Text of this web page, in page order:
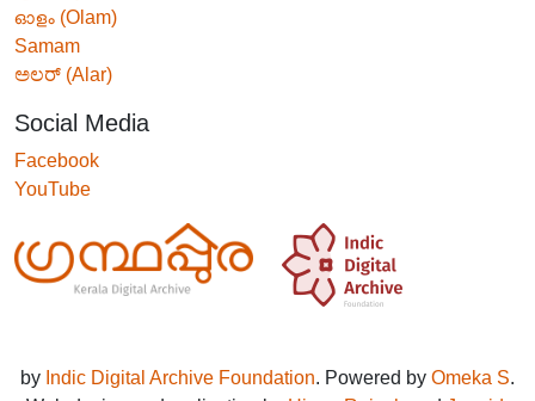
ഓളം (Olam)
Samam
ಅಲರ್ (Alar)
Social Media
Facebook
YouTube
by Indic Digital Archive Foundation. Powered by Omeka S.